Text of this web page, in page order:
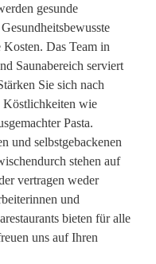
gesunde
Das Team in
Saunabereich serviert
Sie sich nach
Köstlichkeiten wie
Pasta.
und selbstgebackenen
stehen auf
vertragen weder
und
bieten für alle
uns auf Ihren